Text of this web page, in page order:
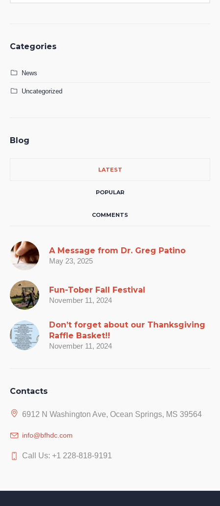
Categories
News
Uncategorized
Blog
LATEST
POPULAR
COMMENTS
A Message from Dr. Greg Patino
May 23, 2025
Fun-Tober Fall Festival
November 11, 2024
Don’t forget about our Thanksgiving
Raffle Basket!!
November 11, 2024
Contacts
6912 N Washington Ave, Ocean Springs, MS 39564
info@bfhdc.com
Call Us: +1 228-818-9191